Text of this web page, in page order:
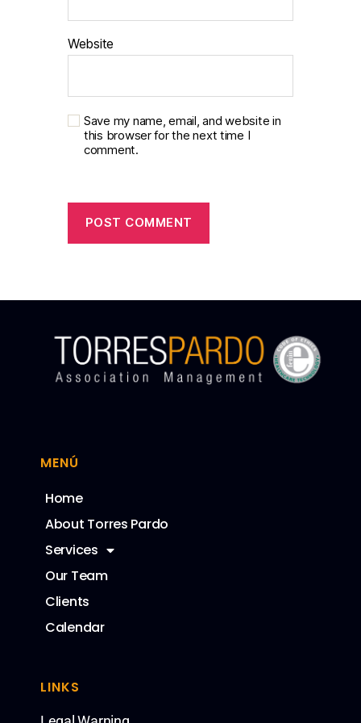
Website
Save my name, email, and website in
this browser for the next time I
comment.
MENÚ
Home
About Torres Pardo
Services
Our Team
Clients
Calendar
LINKS